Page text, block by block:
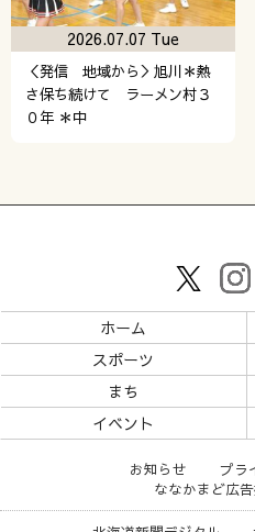
＜発信 地域から＞旭川＊熱
さ保ち続けて ラーメン村３
０年 ＊中
2026.07.07 Tue
ホーム
スポーツ
まち
イベント
お知らせ
プラ
ななかまど広